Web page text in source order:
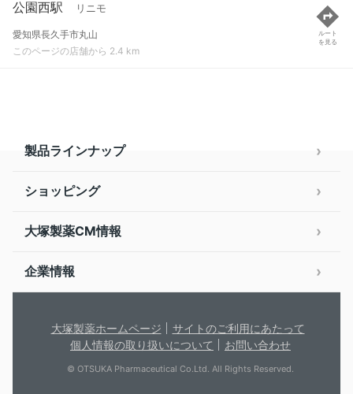
公園西駅 リニモ
愛知県長久手市丸山
このページの店舗から 2.4 km
ルート
を見る
製品ラインナップ
ショッピング
大塚製薬CM情報
企業情報
大塚製薬ホームページ
サイトのご利用にあたって
個人情報の取り扱いについて
お問い合わせ
© OTSUKA Pharmaceutical Co.Ltd. All Rights Reserved.